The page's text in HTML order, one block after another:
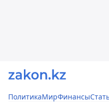
ПолитикаМирФинансы